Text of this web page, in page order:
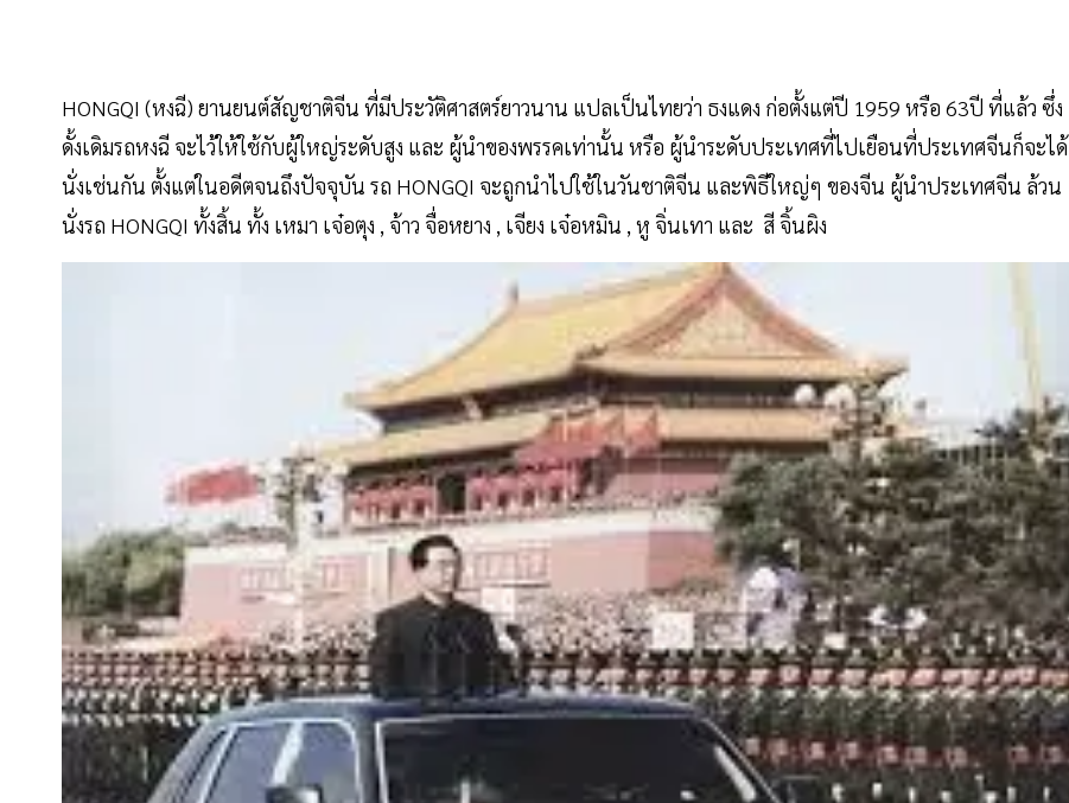
HONGQI (หงฉี) ยานยนต์สัญชาติจีน ที่มีประวัติศาสตร์ยาวนาน แปลเป็นไทยว่า ธงแดง ก่อตั้งแต่ปี 1959 หรือ 63ปี ที่แล้ว ซึ่ง
ดั้งเดิมรถหงฉี จะไว้ให้ใช้กับผู้ใหญ่ระดับสูง และ ผู้นำของพรรคเท่านั้น หรือ ผู้นำระดับประเทศที่ไปเยือนที่ประเทศจีนก็จะได้
นั่งเช่นกัน ตั้งแต่ในอดีตจนถึงปัจจุบัน รถ HONGQI จะถูกนำไปใช้ในวันชาติจีน และพิธีใหญ่ๆ ของจีน ผู้นำประเทศจีน ล้วน
นั่งรถ HONGQI ทั้งสิ้น ทั้ง เหมา เจ๋อตุง , จ้าว จื่อหยาง , เจียง เจ๋อหมิน , หู จิ่นเทา และ สี จิ้นผิง